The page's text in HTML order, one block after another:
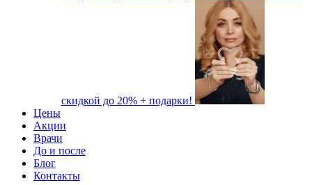
скидкой до 20% + подарки!
Цены
Акции
Врачи
До и после
Блог
Контакты